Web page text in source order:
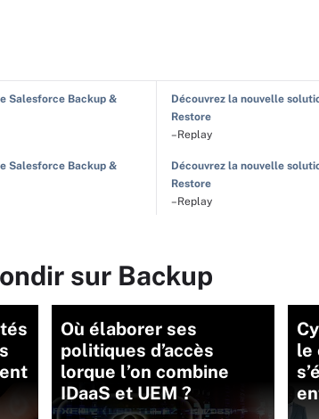
Salesforce Backup &
Découvrez la nouvelle
Restore
–Replay
Salesforce Backup &
Découvrez la nouvelle
Restore
–Replay
sur Backup
Où élaborer ses
politiques d’accès
lorque l’on combine
IDaaS et UEM ?
le